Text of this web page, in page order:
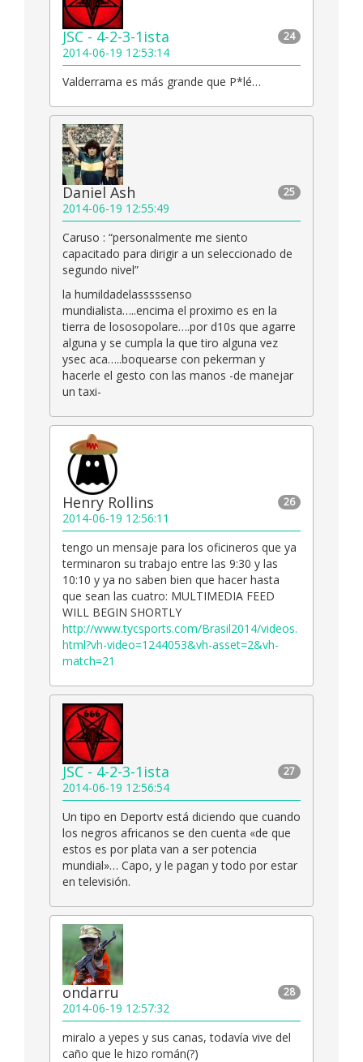
24
JSC - 4-2-3-1ista
2014-06-19 12:53:14
Valderrama es más grande que P*lé…
25
Daniel Ash
2014-06-19 12:55:49
Caruso : “personalmente me siento
capacitado para dirigir a un seleccionado de
segundo nivel”
la humildadelasssssenso
mundialista…..encima el proximo es en la
tierra de lososopolare….por d10s que agarre
alguna y se cumpla la que tiro alguna vez
ysec aca…..boquearse con pekerman y
hacerle el gesto con las manos -de manejar
un taxi-
26
Henry Rollins
2014-06-19 12:56:11
tengo un mensaje para los oficineros que ya
terminaron su trabajo entre las 9:30 y las
10:10 y ya no saben bien que hacer hasta
que sean las cuatro: MULTIMEDIA FEED
WILL BEGIN SHORTLY
http://www.tycsports.com/Brasil2014/videos.
html?vh-video=1244053&vh-asset=2&vh-
match=21
27
JSC - 4-2-3-1ista
2014-06-19 12:56:54
Un tipo en Deportv está diciendo que cuando
los negros africanos se den cuenta «de que
estos es por plata van a ser potencia
mundial»… Capo, y le pagan y todo por estar
en televisión.
28
ondarru
2014-06-19 12:57:32
miralo a yepes y sus canas, todavía vive del
caño que le hizo román(?)